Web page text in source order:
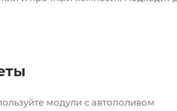
модули с автополивом